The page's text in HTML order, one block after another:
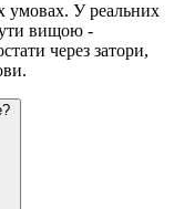
умовах. У реальних
вищою -
через затори,